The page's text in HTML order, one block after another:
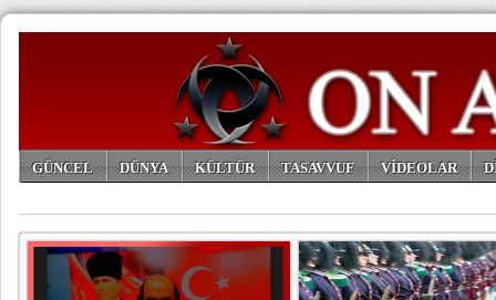
GÜNCEL DÜNYA KÜLTÜR TASAVVUF VİDEOLAR